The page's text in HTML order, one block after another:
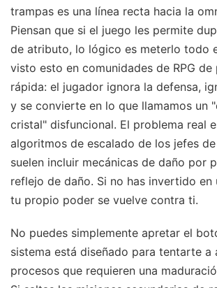
trampas es una línea recta hacia la
Piensan que si el juego les permite
de atributo, lo lógico es meterlo todo
visto esto en comunidades de RPG de
rápida: el jugador ignora la defensa,
y se convierte en lo que llamamos un
cristal" disfuncional. El problema real
algoritmos de escalado de los jefes
suelen incluir mecánicas de daño por
reflejo de daño. Si no has invertido en
tu propio poder se vuelve contra ti.
No puedes simplemente apretar el
sistema está diseñado para tentarte a
procesos que requieren una